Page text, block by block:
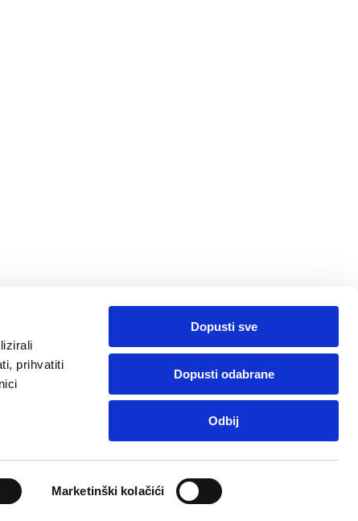
prihvatiti
Marketinški kolačići
Dopusti sve
Dopusti odabrane
Odbij
Program vjernosti
Arhiva izdanja
Pratite nas: